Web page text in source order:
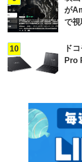
が
で視
10
ド
Pro